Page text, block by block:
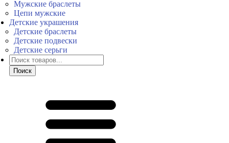
Мужские браслеты
Цепи мужские
Детские украшения
Детские браслеты
Детские подвески
Детские серьги
Поиск
товаров
Поиск